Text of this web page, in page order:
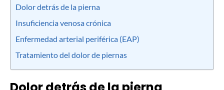
Dolor detrás de la pierna
Insuficiencia venosa crónica
Enfermedad arterial periférica (EAP)
Tratamiento del dolor de piernas